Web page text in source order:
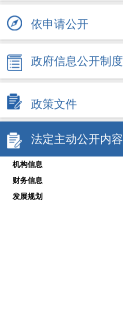
依申请公开
政府信息公开制度
政策文件
法定主动公开内容
机构信息
财务信息
发展规划